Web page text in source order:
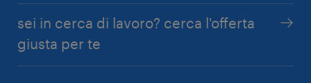
sei in cerca di lavoro? cerca l'offerta
giusta per te